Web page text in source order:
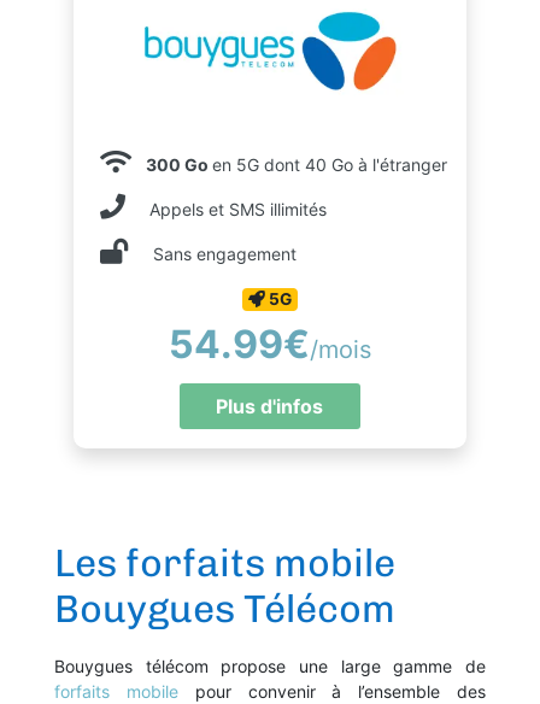
300 Go en 5G dont 40 Go à l'étranger
Appels et SMS illimités
Sans engagement
5G
54.99€/mois
Plus d'infos
Les forfaits mobile
Bouygues Télécom
Bouygues télécom propose une large gamme de
forfaits mobilepour convenir à l’ensemble des